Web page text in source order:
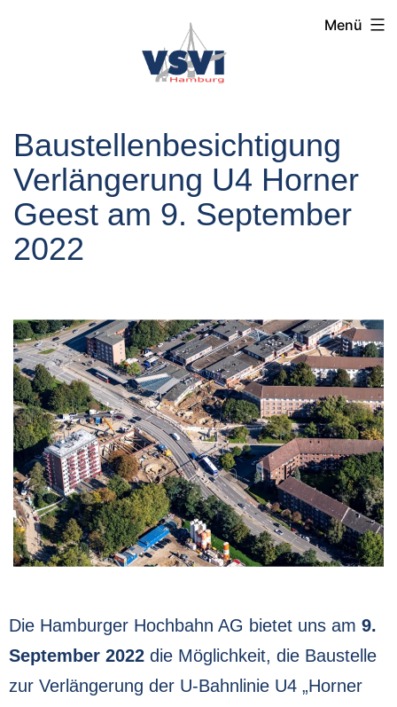
Menü
Baustellenbesichtigung
Verlängerung U4 Horner
Geest am 9. September
2022
Die Hamburger Hochbahn AG bietet uns am 9.
September 2022 die Möglichkeit, die Baustelle
zur Verlängerung der U-Bahnlinie U4 „Horner